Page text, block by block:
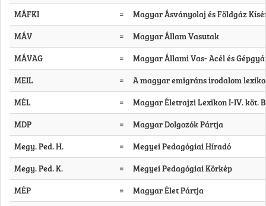
MÁFKI
=
Magyar Ásványolaj és Földgáz
MÁV
=
Magyar Állam Vasutak
MÁVAG
=
Magyar Állami Vas- Acél és
MEIL
=
A magyar emigráns irodalom
MÉL
=
Magyar Életrajzi Lexikon I-IV. köt.
MDP
=
Magyar Dolgozók Pártja
Megy. Ped. H.
=
Megyei Pedagógiai Híradó
Megy. Ped. K.
=
Megyei Pedagógiai Körkép
MÉP
=
Magyar Élet Pártja